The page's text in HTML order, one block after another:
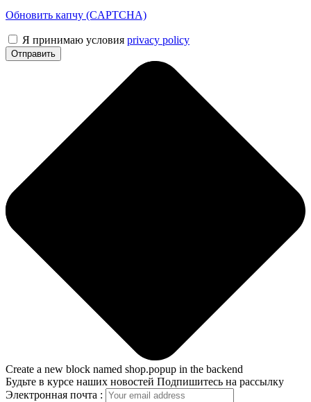
Обновить капчу (CAPTCHA)
Я принимаю условия privacy policy
Отправить
Create a new block named shop.popup in the backend
Будьте в курсе наших новостей Подпишитесь на рассылку
Электронная почта :